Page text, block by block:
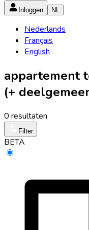
Inloggen NL
Nederlands
Français
English
appartement
(+
0 resultaten
Filter
BETA